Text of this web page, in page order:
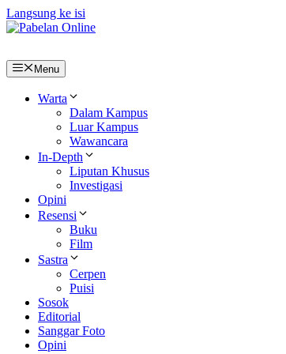
Langsung ke isi
Menu
Warta
Dalam Kampus
Luar Kampus
Wawancara
In-Depth
Liputan Khusus
Investigasi
Opini
Resensi
Buku
Film
Sastra
Cerpen
Puisi
Sosok
Editorial
Sanggar Foto
Opini